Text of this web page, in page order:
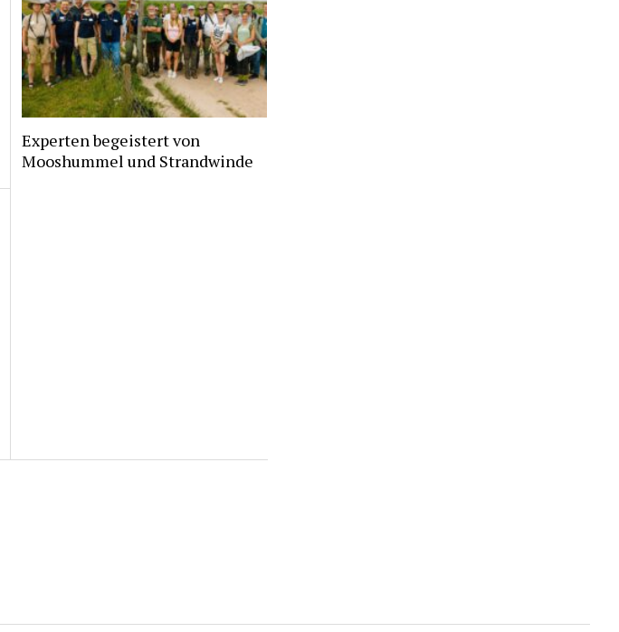
Experten begeistert von
Mooshummel und Strandwinde